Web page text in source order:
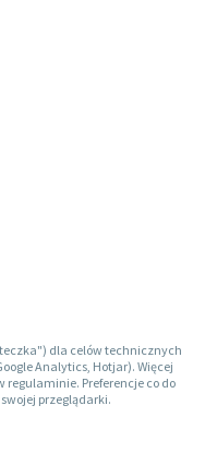
dla celów technicznych
Analytics, Hotjar). Więcej
Preferencje co do
przeglądarki.